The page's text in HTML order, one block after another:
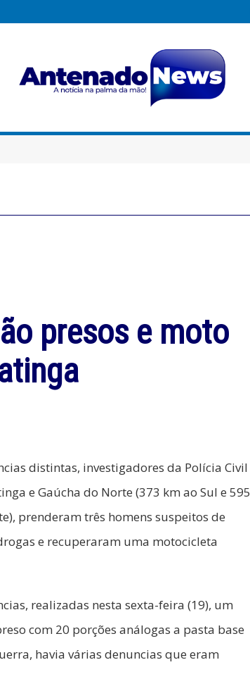
presos e moto
distintas, investigadores da Polícia Civil
e Gaúcha do Norte (373 km ao Sul e 595
prenderam três homens suspeitos de
e recuperaram uma motocicleta
realizadas nesta sexta-feira (19), um
com 20 porções análogas a pasta base
havia várias denuncias que eram